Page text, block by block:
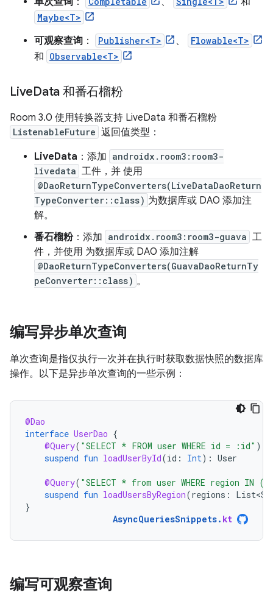
Maybe<T>
可观察查询 ： Publisher<T> 、 Flowable<T>
和 Observable<T>
LiveData 和番石榴粉
Room 3.0 使用转换器支持 LiveData 和番石榴粉
ListenableFuture 返回值类型：
LiveData ：添加 androidx.room3:room3-
livedata 工件，并 使用
@DaoReturnTypeConverters(LiveDataDaoReturn
TypeConverter::class) 为数据库或 DAO 添加注
解。
番石榴粉：添加 androidx.room3:room3-guava 工
件，并使用 为数据库或 DAO 添加注解
@DaoReturnTypeConverters(GuavaDaoReturnTy
peConverter::class) 。
编写异步单次查询
单次查询是指仅执行一次并在执行时获取数据快照的数据库
操作。以下是异步单次查询的一些示例：
@Dao
interface UserDao {
@Query( "SELECT * FROM user WHERE id = :id" )
suspend fun loadUserById(id : Int): User
@Query( "SELECT * from user WHERE region IN
suspend fun loadUsersByRegion(regions :
}
AsyncQueriesSnippets. kt
编写可观察查询